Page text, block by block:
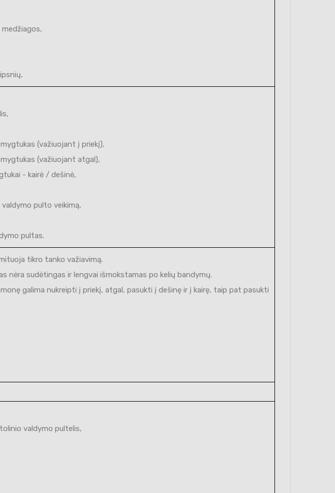
(važiuojant į priekį),
(važiuojant atgal),
- kairė / dešinė,
pulto veikimą,
pultas.
tikro tanko važiavimą.
nėra sudėtingas ir lengvai išmokstamas po kelių bandymų.
galima nukreipti į priekį, atgal, pasukti į dešinę ir į kairę, taip pat pasukti
valdymo pultelis,